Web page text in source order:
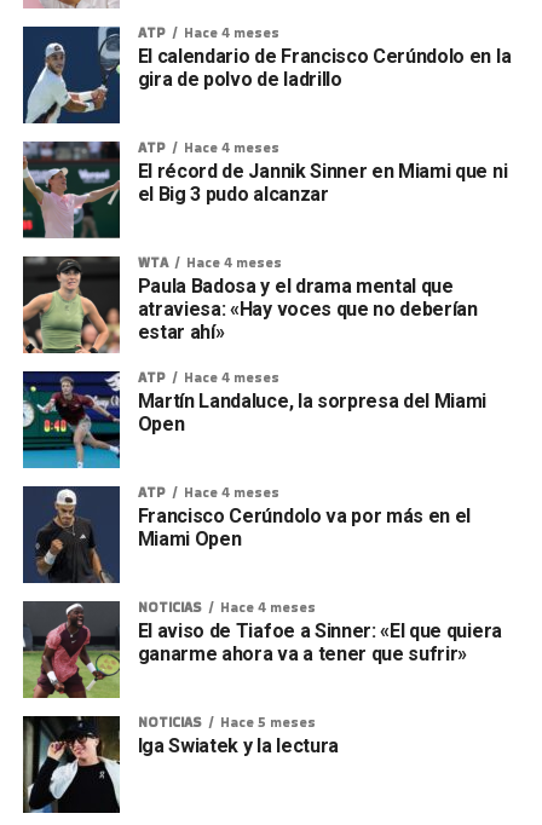
ATP Hace 4 meses
El calendario de Francisco Cerúndolo en la
gira de polvo de ladrillo
ATP Hace 4 meses
El récord de Jannik Sinner en Miami que ni
el Big 3 pudo alcanzar
WTA Hace 4 meses
Paula Badosa y el drama mental que
atraviesa: «Hay voces que no deberían
estar ahí»
ATP Hace 4 meses
Martín Landaluce, la sorpresa del Miami
Open
ATP Hace 4 meses
Francisco Cerúndolo va por más en el
Miami Open
NOTICIAS Hace 4 meses
El aviso de Tiafoe a Sinner: «El que quiera
ganarme ahora va a tener que sufrir»
NOTICIAS Hace 5 meses
Iga Swiatek y la lectura